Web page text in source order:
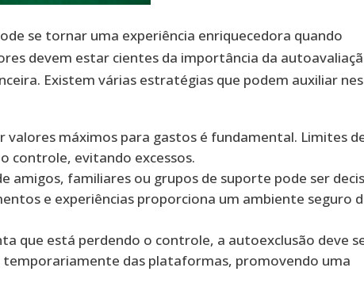
se tornar uma experiência enriquecedora quando
devem estar cientes da importância da
Existem várias estratégias que podem auxiliar
valores máximos para gastos é fundamental. Limites
controle, evitando excessos.
amigos, familiares ou grupos de suporte pode ser
e experiências proporciona um ambiente seguro
que está perdendo o controle, a autoexclusão deve
temporariamente das plataformas, promovendo uma